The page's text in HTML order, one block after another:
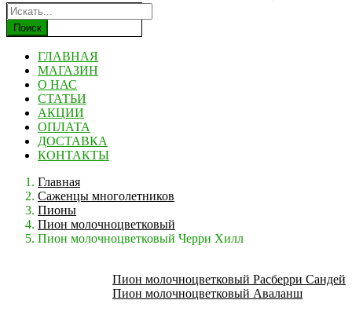
Поиск
ГЛАВНАЯ
МАГАЗИН
О НАС
СТАТЬИ
АКЦИИ
ОПЛАТА
ДОСТАВКА
КОНТАКТЫ
Главная
Саженцы многолетников
Пионы
Пион молочноцветковый
Пион молочноцветковый Черри Хилл
Пион молочноцветковый Расберри Сандей
Пион молочноцветковый Аваланш